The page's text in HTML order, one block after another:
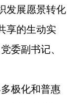
发展愿景转化
享的生动实
委副书记、
极化和普惠